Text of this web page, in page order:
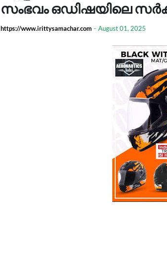
സംഭവം ഒഡിഷയിലെ
https://www.irittysamachar.com - August 01, 2025